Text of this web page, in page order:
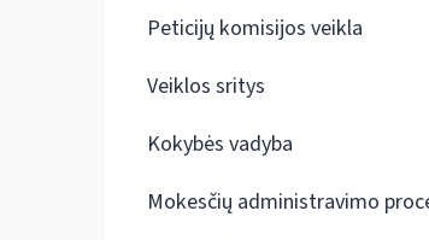
Peticijų komisijos veikla
Veiklos sritys
Kokybės vadyba
Mokesčių administravimo